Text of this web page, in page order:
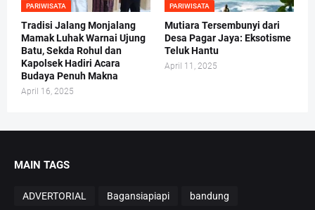
PARIWISATA
Tradisi Jalang Monjalang
Mamak Luhak Warnai Ujung
Batu, Sekda Rohul dan
Kapolsek Hadiri Acara
Budaya Penuh Makna
April 16, 2025
PARIWISATA
Mutiara Tersembunyi dari
Desa Pagar Jaya: Eksotisme
Teluk Hantu
April 11, 2025
MAIN TAGS
ADVERTORIAL Bagansiapiapi bandung